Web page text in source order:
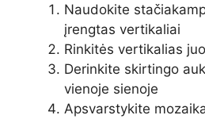
Naudokite
įrengtas vertikaliai
Rinkitės vertikalias
Derinkite skirtingo
vienoje sienoje
Apsvarstykite